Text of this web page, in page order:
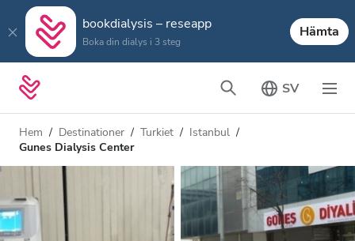
bookdialysis – reseapp
Boka din dialys i 3 steg
Hämta
SV
Hem Destinationer Turkiet
Istanbul
Gunes Dialysis Center